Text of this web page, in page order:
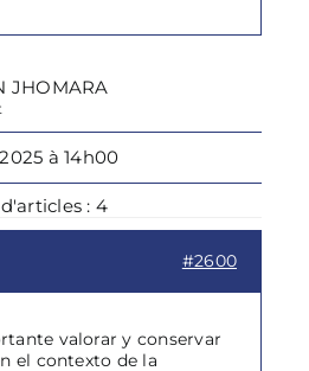
JHOMARA
à 14h00
: 4
#2600
valorar y conservar
el contexto de la